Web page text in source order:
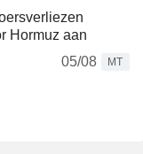
Hormuz aan
05/08
MT